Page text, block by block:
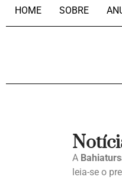
HOME SOBRE
A
leia-se o